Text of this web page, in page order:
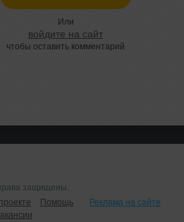
Или
войдите на сайт
чтобы оставить комментарий
защищены.
Помощь
Реклама на сайте